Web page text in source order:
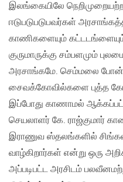
இலங்கையிலே
ஈடுபடுபடுபவர்கள்
காணிகளையும் கட்டடங்ளையும்
குருமாருக்கு சம்பளமும்
அரசாங்கமே. செம்மலை
சைவக்கோவில்களை புத்த
இப்போது காணாமல்
செயலாளர் கே. ராஜ்குமார்
இராணுவ ஸ்தலங்களில்
வாழ்கிறார்கள் என்று ஒரு
அப்படிபட்ட அரசிடம்